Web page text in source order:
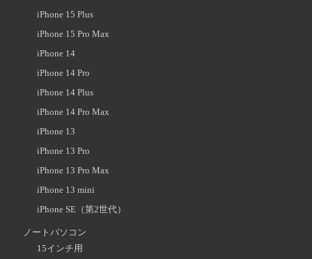
iPhone 15 Plus
iPhone 15 Pro Max
iPhone 14
iPhone 14 Pro
iPhone 14 Plus
iPhone 14 Pro Max
iPhone 13
iPhone 13 Pro
iPhone 13 Pro Max
iPhone 13 mini
iPhone SE（第2世代）
ノートパソコン
15インチ用